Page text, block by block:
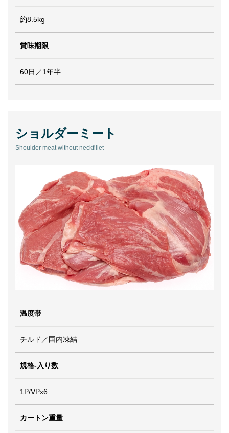
約8.5kg
賞味期限
60日／1年半
ショルダーミート
Shoulder meat without neckfillet
温度帯
チルド／国内凍結
規格-入り数
1P/VPx6
カートン重量